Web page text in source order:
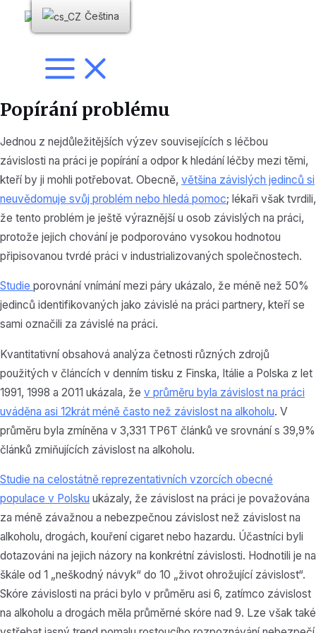
menu
Popírání problému
Jednou z nejdůležitějších výzev souvisejících s léčbou
závislosti na práci je popírání a odpor k hledání léčby mezi těmi,
kteří by ji mohli potřebovat. Obecně, většina závislých jedinců si
neuvědomuje svůj problém nebo hledá pomoc; lékaři však tvrdili,
že tento problém je ještě výraznější u osob závislých na práci,
protože jejich chování je podporováno vysokou hodnotou
připisovanou tvrdé práci v industrializovaných společnostech.
Studie porovnání vnímání mezi páry ukázalo, že méně než 50%
jedinců identifikovaných jako závislé na práci partnery, kteří se
sami označili za závislé na práci.
Kvantitativní obsahová analýza četnosti různých zdrojů
použitých v článcích v denním tisku z Finska, Itálie a Polska z let
1991, 1998 a 2011 ukázala, že v průměru byla závislost na práci
uváděna asi 12krát méně často než závislost na alkoholu. V
průměru byla zmíněna v 3,331 TP6T článků ve srovnání s 39,9%
článků zmiňujících závislost na alkoholu.
Studie na celostátně reprezentativních vzorcích obecné
populace v Polsku ukázaly, že závislost na práci je považována
za méně závažnou a nebezpečnou závislost než závislost na
alkoholu, drogách, kouření cigaret nebo hazardu. Účastníci byli
dotazováni na jejich názory na konkrétní závislosti. Hodnotili je na
škále od 1 „neškodný návyk“ do 10 „život ohrožující závislost“.
Skóre závislosti na práci bylo v průměru asi 6, zatímco závislost
na alkoholu a drogách měla průměrné skóre nad 9. Lze však také
Čeština